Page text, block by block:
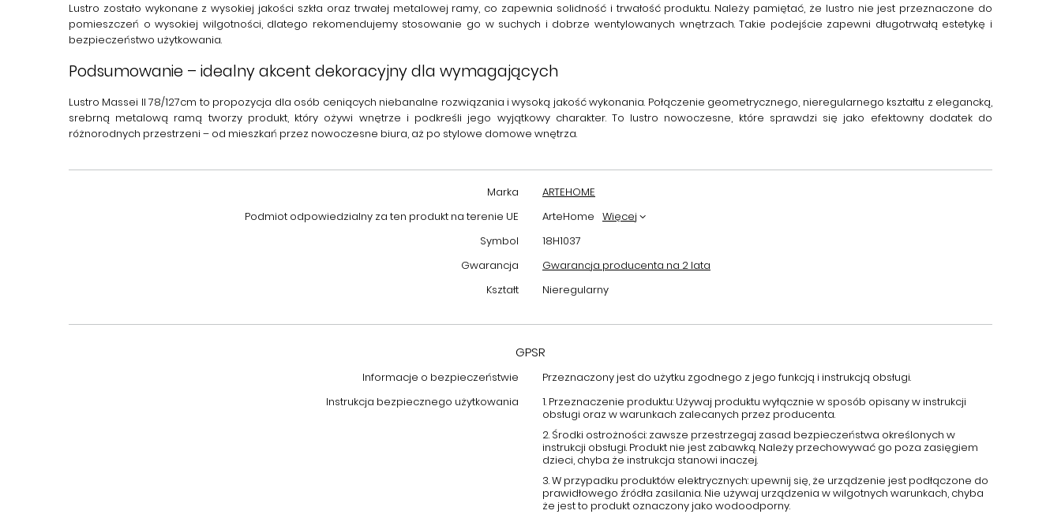
Lustro zostało wykonane z wysokiej jakości szkła oraz trwałej metalowej ramy, co zapewnia solidność i trwałość produktu. Należy pamiętać, że lustro nie jest przeznaczone do
pomieszczeń o wysokiej wilgotności, dlatego rekomendujemy stosowanie go w suchych i dobrze wentylowanych wnętrzach. Takie podejście zapewni długotrwałą estetykę i
bezpieczeństwo użytkowania.
Podsumowanie – idealny akcent dekoracyjny dla wymagających
Lustro Massei II 78/127cm to propozycja dla osób ceniących niebanalne rozwiązania i wysoką jakość wykonania. Połączenie geometrycznego, nieregularnego kształtu z elegancką,
srebrną metalową ramą tworzy produkt, który ożywi wnętrze i podkreśli jego wyjątkowy charakter. To lustro nowoczesne, które sprawdzi się jako efektowny dodatek do
różnorodnych przestrzeni – od mieszkań przez nowoczesne biura, aż po stylowe domowe wnętrza.
Marka
ARTEHOME
Podmiot odpowiedzialny za ten produkt na terenie UE
ArteHome Więcej
Symbol
18H1037
Gwarancja
Gwarancja producenta na 2 lata
Kształt
Nieregularny
GPSR
Informacje o bezpieczeństwie
Przeznaczony jest do użytku zgodnego z jego funkcją i instrukcją obsługi.
Instrukcja bezpiecznego użytkowania
1. Przeznaczenie produktu: Używaj produktu wyłącznie w sposób opisany w instrukcji
obsługi oraz w warunkach zalecanych przez producenta.
2. Środki ostrożności: zawsze przestrzegaj zasad bezpieczeństwa określonych w
instrukcji obsługi. Produkt nie jest zabawką. Należy przechowywać go poza zasięgiem
dzieci, chyba że instrukcja stanowi inaczej.
3. W przypadku produktów elektrycznych: upewnij się, że urządzenie jest podłączone do
prawidłowego źródła zasilania. Nie używaj urządzenia w wilgotnych warunkach, chyba
że jest to produkt oznaczony jako wodoodporny.